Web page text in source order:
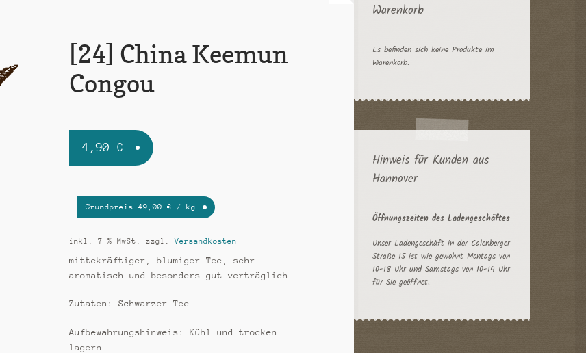
[24] China Keemun
Congou
4,90€
Grundpreis49,00€ / kg
inkl. 7 % MwSt. zzgl.Versandkosten
mittekräftiger, blumiger Tee, sehr
aromatisch und besonders gut verträglich
Zutaten: Schwarzer Tee
Aufbewahrungshinweis: Kühl und trocken
lagern.
Warenkorb
Es befinden sich keine Produkte im
Warenkorb.
Hinweis für Kunden aus
Hannover
Öffnungszeiten des Ladengeschäftes
Unser Ladengeschäft in der Calenberger
Straße 15 ist wie gewohnt Montags von
10-18 Uhr und Samstags von 10-14 Uhr
für Sie geöffnet.